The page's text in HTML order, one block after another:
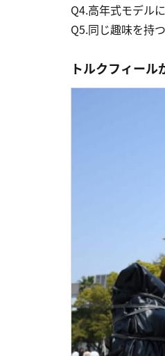
Q4.高年式モデル
Q5.同じ趣味を持
トルクフィー